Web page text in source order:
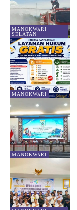
MANOKWARI
SELATAN
MANOKWARI
MANOKWARI